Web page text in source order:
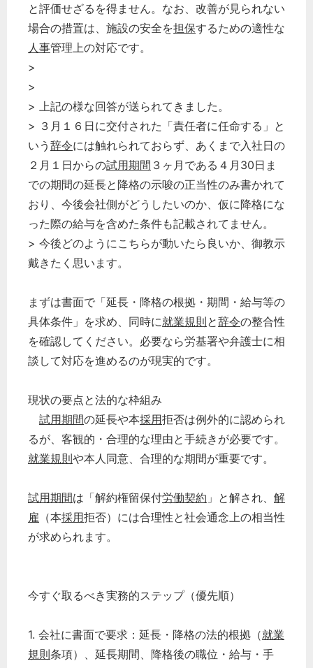
と評価せざるを得ません。なお、改善が見られない
場合の措置は、施設の安全を担保するための適性な
人事管理上の対応です。
>
>
> 上記の様な回答が送られてきました。
> ３月１６日に交付された「責任者に任命する」と
いう 辞令には触れられておらず、あくまで入社日の
２月１日からの試用期間 ３ヶ月である４月30日ま
での期間の延長と降格の示唆の正当性のみ書かれて
おり、今後会社側がどうしたいのか、仮に降格にな
った際の給与を含めた条件も記載されてません。
> 今後どのようにこちらが動いたら良いか、御教示
戴きたく思います。
まずは書面で「延長・降格の根拠・期間・給与等の
具体条件」を求め、同時に就業規則と辞令の整合性
を確認してください。必要なら労基署や弁護士に相
談して対応を進めるのが現実的です。
現状の要点と法的な枠組み
試用期間の延長や本採用拒否は例外的に認められ
るが、客観的・合理的な理由と手続きが必要です。
就業規則や本人同意、合理的な期間が重要です。
試用期間は「解約権留保付労働契約 」と解され、 解
雇 （本採用拒否）には合理性と社会通念上の相当性
が求められます。
今すぐ取るべき実務的ステップ（優先順）
1. 会社に書面で要求：延長・降格の法的根拠（就業
規則条項）、延長期間、降格後の職位・給与・手